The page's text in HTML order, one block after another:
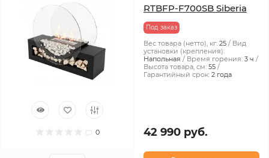
0
RTBFP-F700SB Siberia
Под заказ
Вес товара (нетто), кг: 25
Вид
установки (крепления):
Напольная
Время горения: 3 ч
Высота товара, см: 55
Гарантийный срок: 2 года
42 990 руб.